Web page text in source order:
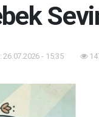
26.07.2026 - 15:35